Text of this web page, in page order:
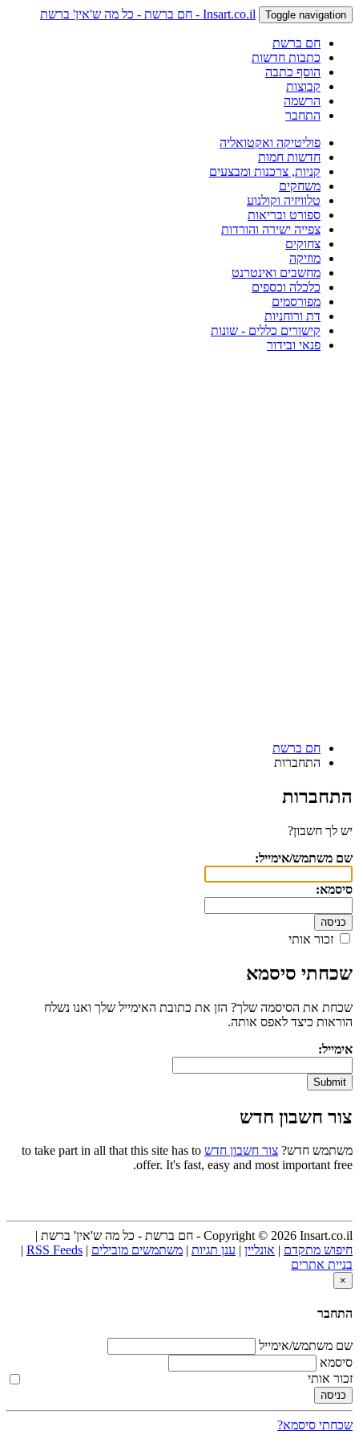
Toggle navigation Insart.co.il - חם ברשת - כל מה ש'אין' ברשת
חם ברשת
כתבות חדשות
הוסף כתבה
קבוצות
הרשמה
התחבר
פוליטיקה ואקטואליה
חדשות חמות
קניות, צרכנות ומבצעים
משחקים
טלוויזיה וקולנוע
ספורט ובריאות
צפייה ישירה והורדות
צחוקים
מוזיקה
מחשבים ואינטרנט
כלכלה וכספים
מפורסמים
דת ורוחניות
קישורים כללים - שונות
פנאי ובידור
חם ברשת
התחברות
התחברות
יש לך חשבון?
שם משתמש/אימייל:
סיסמא:
זכור אותי
שכחתי סיסמא
שכחת את הסיסמה שלך? הזן את כתובת האימייל שלך ואנו נשלח
הוראות כיצד לאפס אותה.
אימייל:
צור חשבון חדש
משתמש חדש? צור חשבון חדש to take part in all that this site has to
offer. It's fast, easy and most important free.
Copyright © 2026 Insart.co.il - חם ברשת - כל מה ש'אין' ברשת |
חיפוש מתקדם | אונליין | ענן תגיות | משתמשים מובילים |
RSS Feeds
|
בניית אתרים
×
התחבר
שם משתמש/אימייל
סיסמא
זכור אותי
שכחתי סיסמא?